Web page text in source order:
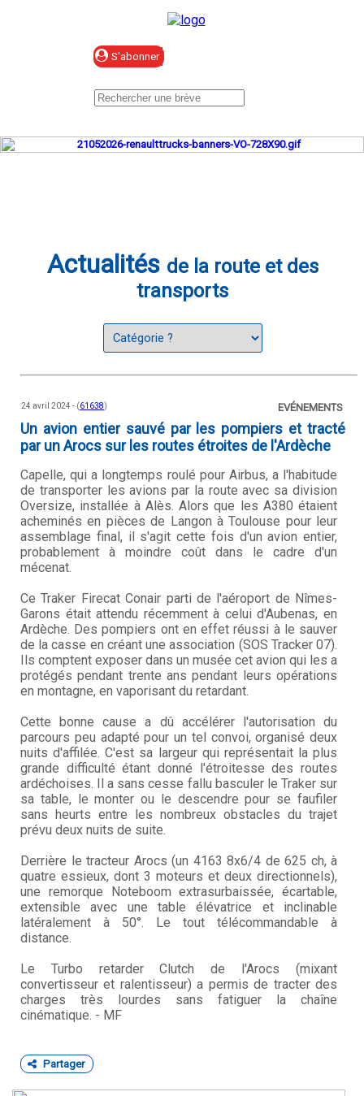
Actualités de la route et des
transports
24 avril 2024 - (61638) EVÉNEMENTS
Un avion entier sauvé par les pompiers et tracté
par un Arocs sur les routes étroites de l'Ardèche
Capelle, qui a longtemps roulé pour Airbus, a l'habitude
de transporter les avions par la route avec sa division
Oversize, installée à Alès. Alors que les A380 étaient
acheminés en pièces de Langon à Toulouse pour leur
assemblage final, il s'agit cette fois d'un avion entier,
probablement à moindre coût dans le cadre d'un
mécenat.
Ce Traker Firecat Conair parti de l'aéroport de Nîmes-
Garons était attendu récemment à celui d'Aubenas, en
Ardèche. Des pompiers ont en effet réussi à le sauver
de la casse en créant une association (SOS Tracker 07).
Ils comptent exposer dans un musée cet avion qui les a
protégés pendant trente ans pendant leurs opérations
en montagne, en vaporisant du retardant.
Cette bonne cause a dû accélérer l'autorisation du
parcours peu adapté pour un tel convoi, organisé deux
nuits d'affilée. C'est sa largeur qui représentait la plus
grande difficulté étant donné l'étroitesse des routes
ardéchoises. Il a sans cesse fallu basculer le Traker sur
sa table, le monter ou le descendre pour se faufiler
sans heurts entre les nombreux obstacles du trajet
prévu deux nuits de suite.
Derrière le tracteur Arocs (un 4163 8x6/4 de 625 ch, à
quatre essieux, dont 3 moteurs et deux directionnels),
une remorque Noteboom extrasurbaissée, écartable,
extensible avec une table élévatrice et inclinable
latéralement à 50°. Le tout télécommandable à
distance.
Le Turbo retarder Clutch de l'Arocs (mixant
convertisseur et ralentisseur) a permis de tracter des
charges très lourdes sans fatiguer la chaîne
cinématique. - MF
Partager